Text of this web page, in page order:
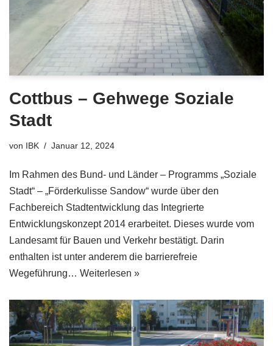
Cottbus – Gehwege Soziale
Stadt
von IBK Januar 12, 2024
Im Rahmen des Bund- und Länder – Programms „Soziale
Stadt“ – „Förderkulisse Sandow“ wurde über den
Fachbereich Stadtentwicklung das Integrierte
Entwicklungskonzept 2014 erarbeitet. Dieses wurde vom
Landesamt für Bauen und Verkehr bestätigt. Darin
enthalten ist unter anderem die barrierefreie
Wegeführung… Weiterlesen »